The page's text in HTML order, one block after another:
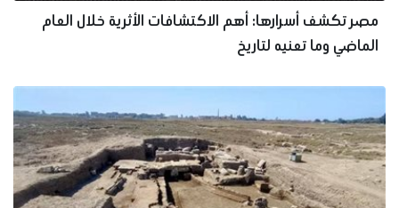
مصر تكشف أسرارها: أهم الاكتشافات الأثرية خلال العام
الماضي وما تعنيه لتاريخ